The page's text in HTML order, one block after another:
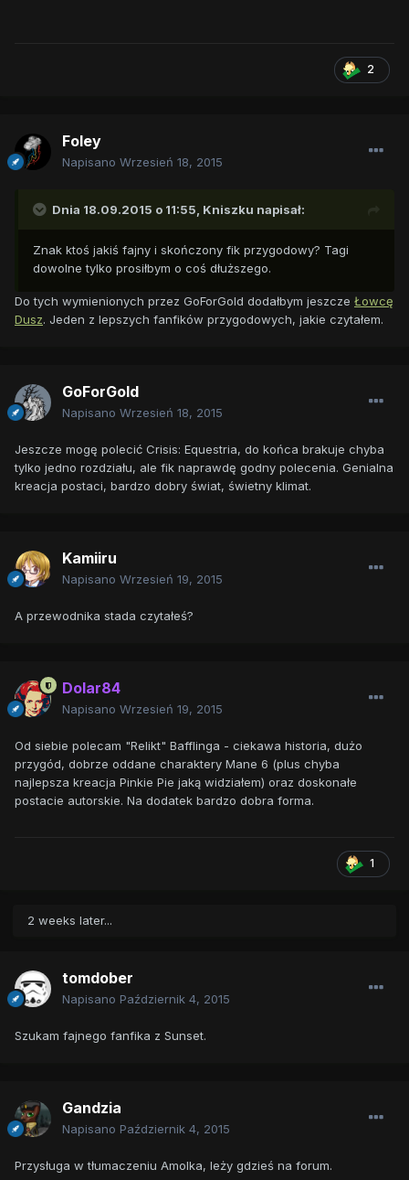
2
Foley
Napisano Wrzesień 18, 2015
Dnia 18.09.2015 o 11:55, Kniszku napisał:
Znak ktoś jakiś fajny i skończony fik przygodowy? Tagi
dowolne tylko prosiłbym o coś dłuższego.
Do tych wymienionych przez GoForGold dodałbym jeszcze Łowcę
Dusz. Jeden z lepszych fanfików przygodowych, jakie czytałem.
GoForGold
Napisano Wrzesień 18, 2015
Jeszcze mogę polecić Crisis: Equestria, do końca brakuje chyba
tylko jedno rozdziału, ale fik naprawdę godny polecenia. Genialna
kreacja postaci, bardzo dobry świat, świetny klimat.
Kamiiru
Napisano Wrzesień 19, 2015
A przewodnika stada czytałeś?
Dolar84
Napisano Wrzesień 19, 2015
Od siebie polecam "Relikt" Bafflinga - ciekawa historia, dużo
przygód, dobrze oddane charaktery Mane 6 (plus chyba
najlepsza kreacja Pinkie Pie jaką widziałem) oraz doskonałe
postacie autorskie. Na dodatek bardzo dobra forma.
1
2 weeks later...
tomdober
Napisano Październik 4, 2015
Szukam fajnego fanfika z Sunset.
Gandzia
Napisano Październik 4, 2015
Przysługa w tłumaczeniu Amolka, leży gdzieś na forum.